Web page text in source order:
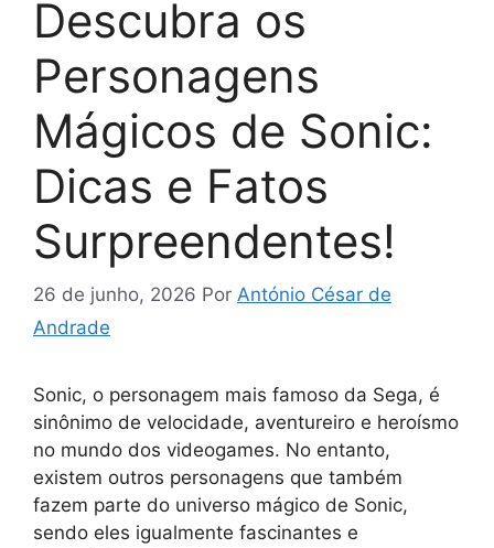
Descubra os
Personagens
Mágicos de Sonic:
Dicas e Fatos
Surpreendentes!
26 de junho, 2026 Por António César de
Andrade
Sonic, o personagem mais famoso da Sega, é
sinônimo de velocidade, aventureiro e heroísmo
no mundo dos videogames. No entanto,
existem outros personagens que também
fazem parte do universo mágico de Sonic,
sendo eles igualmente fascinantes e